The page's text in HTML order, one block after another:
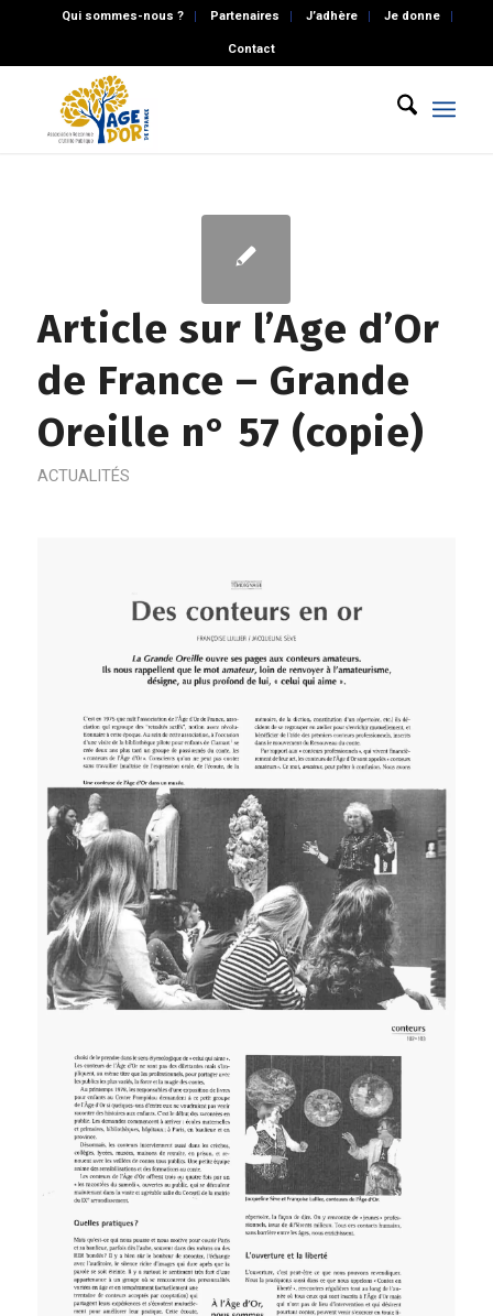
Qui sommes-nous ? Partenaires J’adhère Je donne
Contact
Article sur l’Age d’Or
de France – Grande
Oreille n° 57 (copie)
ACTUALITÉS